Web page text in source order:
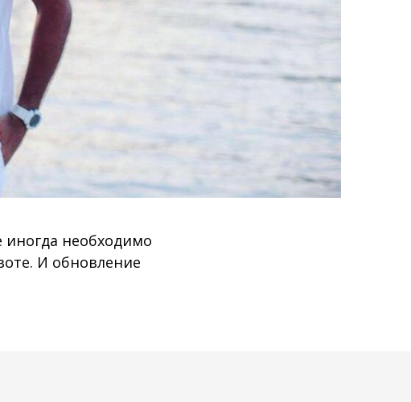
необходимо
И обновление